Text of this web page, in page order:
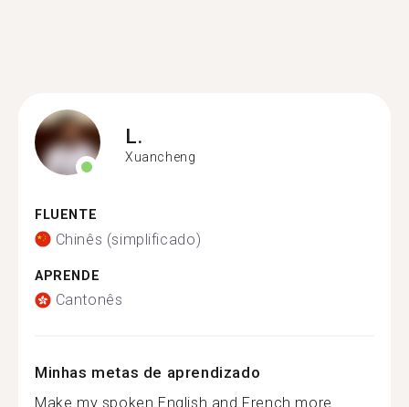
L.
Xuancheng
FLUENTE
Chinês (simplificado)
APRENDE
Cantonês
Minhas metas de aprendizado
Make my spoken English and French more